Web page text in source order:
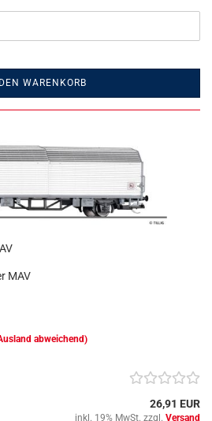
WARENKORB
MAV
abweichend)
26,91 EUR
inkl. 19% MwSt. zzgl. Versand